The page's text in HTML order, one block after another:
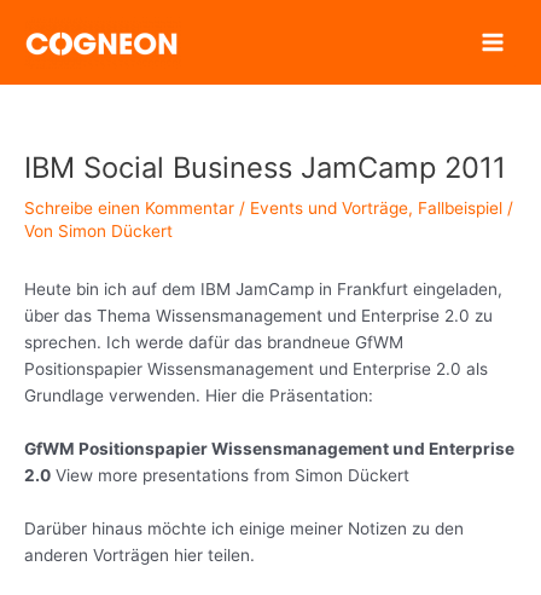
Inhalt
IBM Social Business JamCamp 2011
Schreibe einen Kommentar / Events und Vorträge, Fallbeispiel /
Von Simon Dückert
Heute bin ich auf dem IBM JamCamp in Frankfurt eingeladen,
über das Thema Wissensmanagement und Enterprise 2.0 zu
sprechen. Ich werde dafür das brandneue GfWM
Positionspapier Wissensmanagement und Enterprise 2.0 als
Grundlage verwenden. Hier die Präsentation:
GfWM Positionspapier Wissensmanagement und Enterprise
2.0 View more presentations from Simon Dückert
Darüber hinaus möchte ich einige meiner Notizen zu den
anderen Vorträgen hier teilen.